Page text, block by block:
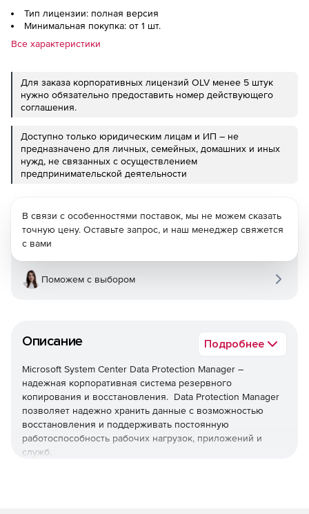
Тип лицензии: полная версия
Минимальная покупка: от 1 шт.
Все характеристики
Для заказа корпоративных лицензий OLV менее 5 штук
нужно обязательно предоставить номер действующего
соглашения.
Доступно только юридическим лицам и ИП – не
предназначено для личных, семейных, домашних и иных
нужд, не связанных с осуществлением
предпринимательской деятельности
Описание Подробнее
Microsoft System Center Data Protection Manager –
надежная корпоративная система резервного
копирования и восстановления. Data Protection Manager
позволяет надежно хранить данные с возможностью
восстановления и поддерживать постоянную
работоспособность рабочих нагрузок, приложений и
служб.
В связи с особенностями поставок, мы не можем сказать
точную цену. Оставьте запрос, и наш менеджер свяжется
с вами
Поможем с выбором